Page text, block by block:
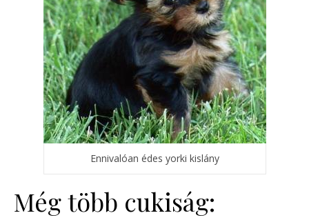
Ennivalóan édes yorki kislány
Még több cukiság: